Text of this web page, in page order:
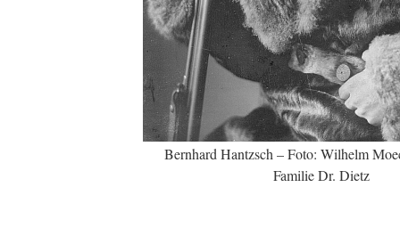
Bernhard Hantzsch – Foto: Wilhelm
Familie Dr. Dietz